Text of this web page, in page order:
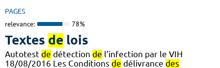
PAGES
relevance: 78%
Textes de lois
Autotest de détection de l’infection par le VIH
18/08/2016 Les Conditions de délivrance des